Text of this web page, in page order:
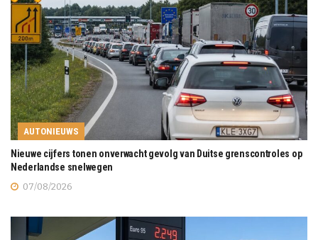
AUTONIEUWS
Nieuwe cijfers tonen onverwacht gevolg van Duitse grenscontroles op
Nederlandse snelwegen
07/08/2026